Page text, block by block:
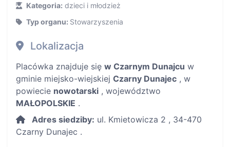
Kategoria: dzieci i młodzież
Typ organu: Stowarzyszenia
Lokalizacja
Placówka znajduje się w Czarnym Dunajcu w
gminie miejsko-wiejskiej Czarny Dunajec , w
powiecie nowotarski , województwo
MAŁOPOLSKIE .
Adres siedziby: ul. Kmietowicza 2 , 34-470
Czarny Dunajec .